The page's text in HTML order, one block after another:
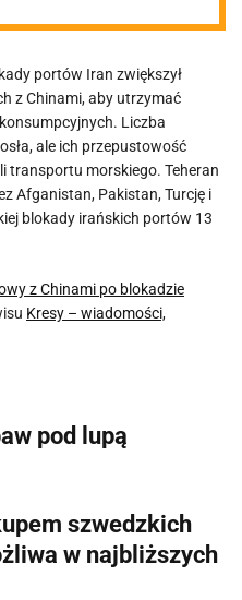
portów Iran zwiększył
z Chinami, aby utrzymać
Liczba
ale ich przepustowość
transportu morskiego. Teheran
Afganistan, Pakistan, Turcję i
blokady irańskich portów 13
z Chinami po blokadzie
Kresy – wiadomości,
pod lupą
szwedzkich
w najbliższych